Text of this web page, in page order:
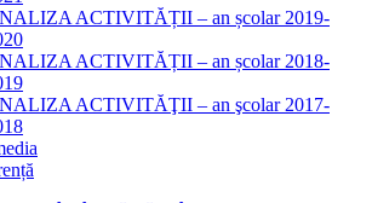
ACTIVITĂȚII – an școlar 2019-
ACTIVITĂȚII – an școlar 2018-
ACTIVITĂŢII – an şcolar 2017-